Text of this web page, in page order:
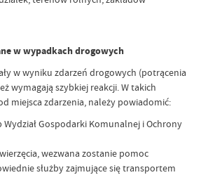
w wypadkach drogowych
w wyniku zdarzeń drogowych (potrącenia
wymagają szybkiej reakcji. W takich
miejsca zdarzenia, należy powiadomić:
Wydział Gospodarki Komunalnej i Ochrony
wezwana zostanie pomoc
służby zajmujące się transportem